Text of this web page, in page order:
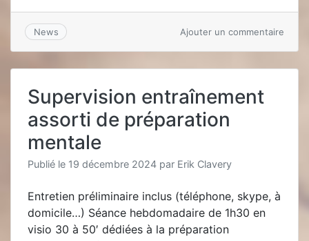
News Ajouter un commentaire
de
Supervision entraînement
assorti de préparation
mentale
Publié le 19 décembre 2024 par Erik Clavery
Entretien préliminaire inclus (téléphone, skype, à
domicile…) Séance hebdomadaire de 1h30 en
visio 30 à 50′ dédiées à la préparation